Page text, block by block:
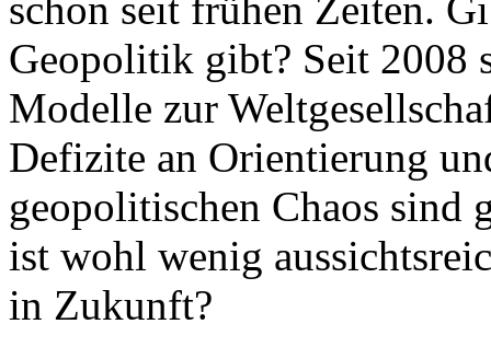
schon seit frühen Zeiten.
Geopolitik gibt? Seit 2008
Modelle zur
Defizite an Orientierung
geopolitischen Chaos sind
ist wohl wenig
in Zukunft?